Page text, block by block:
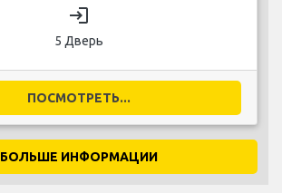
login
5 Дверь
ПОСМОТРЕТЬ...
БОЛЬШЕ ИНФОРМАЦИИ